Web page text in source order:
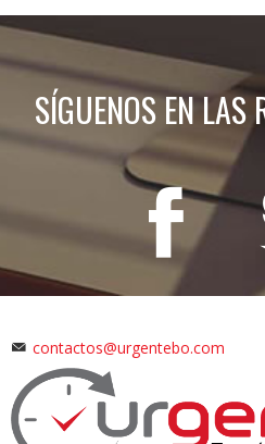
SÍGUENOS EN LAS
contactos@urgentebo.com